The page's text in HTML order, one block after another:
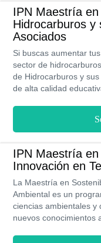
la cual no tendrás que
estudiar.
IPN Maestría
Hidrocarburos y
Asociados
Si buscas aumentar
sector de
de Hidrocarburos y
de alta calidad
específico e
IPN Maestría
Innovación en
La Maestría en
Ambiental es un
ciencias ambientales y
nuevos conocimientos